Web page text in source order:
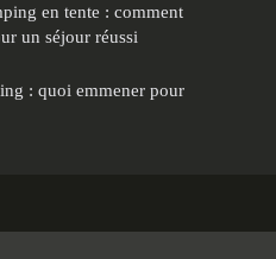
en tente : comment
un séjour réussi
: quoi emmener pour